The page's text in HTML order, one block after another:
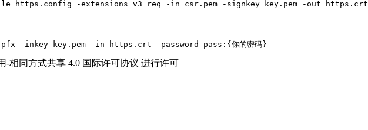
https.config -extensions v3_req -in csr.pem -signkey key.pem -out https.crt
-inkey key.pem -in https.crt -password pass:{你的密码}
-相同方式共享 4.0 国际许可协议 进行许可